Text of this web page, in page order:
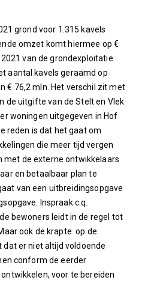
grond voor 1.315 kavels
omzet komt hiermee op €
van de grondexploitatie
aantal kavels geraamd op
€ 76,2 mln. Het verschil zit met
de uitgifte van de Stelt en Vlek
woningen uitgegeven in Hof
reden is dat het gaat om
die meer tijd vergen
met de externe ontwikkelaars
en betaalbaar plan te
van een uitbreidingsopgave
Inspraak c.q.
bewoners leidt in de regel tot
ook de krapte op de
er niet altijd voldoende
conform de eerder
voor te bereiden